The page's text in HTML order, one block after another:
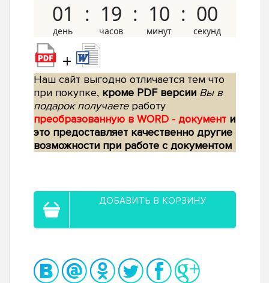
01 19 09 59
+
Наш сайт выгодно отличается тем что
при покупке, кроме PDF версии Вы в
подарок получаетеработу
преобразованную в WORD - документ и
это предоставляет качественно другие
возможности при работе с документом
ДОБАВИТЬ В КОРЗИНУ